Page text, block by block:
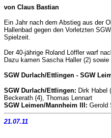
von Claus Bastian
Ein Jahr nach dem Abstieg aus der
Hallenbad gegen den Vorletzten
Spielzeit.
Der 40-jährige Roland Löffler warf
Dazu kamen Sascha Haller (2)
SGW Durlach/Ettlingen - SGW
SGW Durlach/Ettlingen: Dirk Habel
Beckerath (4), Thomas Lennart
SGW Leimen/Mannheim III: Gerold
21.07.11